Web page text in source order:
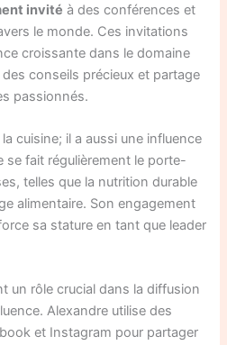
invité à des conférences et
le monde. Ces invitations
croissante dans le domaine
conseils précieux et partage
passionnés.
cuisine; il a aussi une influence
se fait régulièrement le porte-
telles que la nutrition durable
alimentaire. Son engagement
sa stature en tant que leader
un rôle crucial dans la diffusion
Alexandre utilise des
et Instagram pour partager